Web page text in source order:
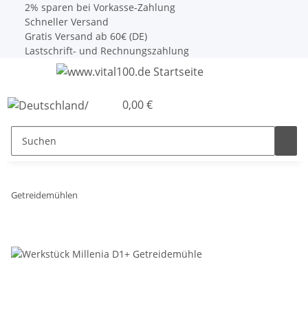
2% sparen bei Vorkasse-Zahlung
Schneller Versand
Gratis Versand ab 60€ (DE)
Lastschrift- und Rechnungszahlung
0,00 €
Getreidemühlen